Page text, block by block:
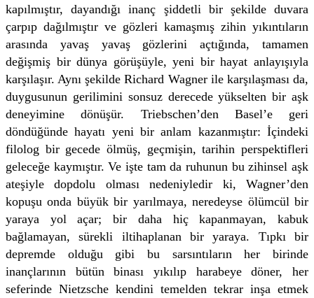
kapılmıştır, dayandığı inanç şiddetli bir şekilde duvara
çarpıp dağılmıştır ve gözleri kamaşmış zihin yıkıntıların
arasında yavaş yavaş gözlerini açtığında, tamamen
değişmiş bir dünya görüşüyle, yeni bir hayat anlayışıyla
karşılaşır. Aynı şekilde Richard Wagner ile karşılaşması da,
duygusunun gerilimini sonsuz derecede yükselten bir aşk
deneyimine dönüşür. Triebschen’den Basel’e geri
döndüğünde hayatı yeni bir anlam kazanmıştır: İçindeki
filolog bir gecede ölmüş, geçmişin, tarihin perspektifleri
geleceğe kaymıştır. Ve işte tam da ruhunun bu zihinsel aşk
ateşiyle dopdolu olması nedeniyledir ki, Wagner’den
kopuşu onda büyük bir yarılmaya, neredeyse ölümcül bir
yaraya yol açar; bir daha hiç kapanmayan, kabuk
bağlamayan, sürekli iltihaplanan bir yaraya. Tıpkı bir
depremde olduğu gibi bu sarsıntıların her birinde
inançlarının bütün binası yıkılıp harabeye döner, her
seferinde Nietzsche kendini temelden tekrar inşa etmek